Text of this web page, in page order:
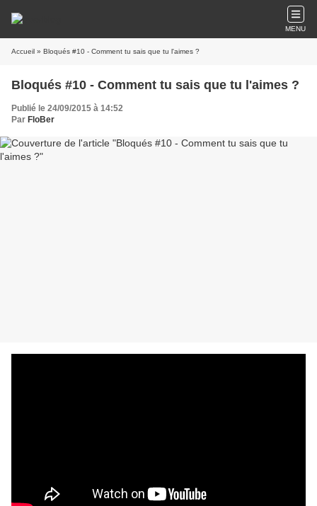
MENU
Accueil » Bloqués #10 - Comment tu sais que tu l'aimes ?
Bloqués #10 - Comment tu sais que tu l'aimes ?
Publié le 24/09/2015 à 14:52
Par FloBer